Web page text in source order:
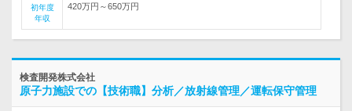
初年度
年収
420万円～650万円
検査開発株式会社
原子力施設での【技術職】分析／放射線管理／運転保守管理